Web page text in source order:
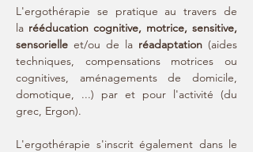
L'ergothérapie se pratique au travers de
la rééducation cognitive, motrice, sensitive,
sensorielle et/ou de la réadaptation (aides
techniques, compensations motrices ou
cognitives, aménagements de domicile,
domotique, ...) par et pour l'activité (du
grec, Ergon).
L'ergothérapie s'inscrit également dans le